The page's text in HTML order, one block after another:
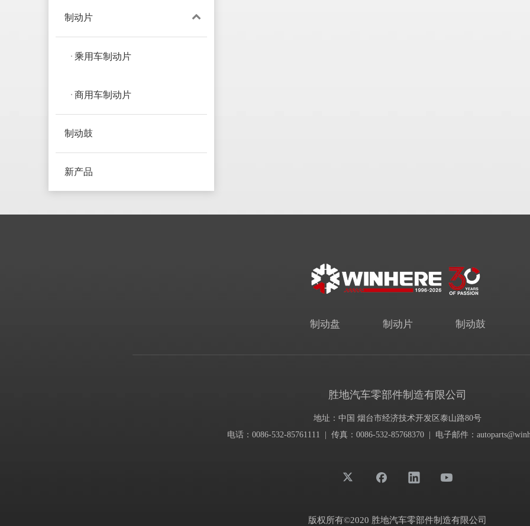
制动片
乘用车制动片
商用车制动片
制动鼓
新产品
制动盘 制动片 制动鼓
胜地汽车零部件制造有限公司
地址：中国 烟台市经济技术开发区泰山路80号
电话：0086-532-85761111 | 传真：0086-532-85768370 | 电子邮件：
版权所有©2020 胜地汽车零部件制造有限公司